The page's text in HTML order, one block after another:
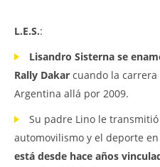
L.E.S.:
Lisandro Sisterna se
Rally Dakar cuando la
Argentina allá por 2009.
Su padre Lino le
automovilismo y el deporte
está desde hace años